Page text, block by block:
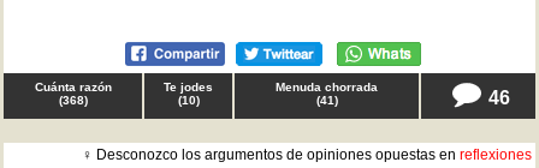
Cuánta razón
(368)
Te jodes
(10)
Menuda chorrada
(41) 46
♀ Desconozco los argumentos de opiniones opuestas en reflexiones